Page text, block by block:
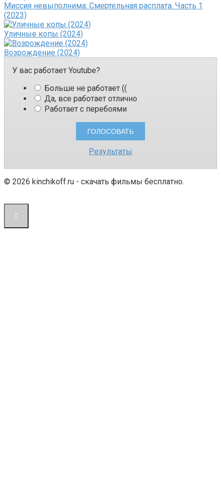
Миссия невыполнима: Смертельная расплата. Часть 1
(2023)
Уличные копы (2024)
Возрождение (2024)
У вас работает Youtube?
Больше не работает ((
Да, все работает отлично
Работает с перебоями
Результаты
© 2026 kinchikoff.ru - скачать фильмы бесплатно.